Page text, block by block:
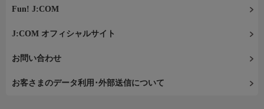
Fun! J:COM
J:COM オフィシャルサイト
お問い合わせ
お客さまのデータ利用･外部送信について